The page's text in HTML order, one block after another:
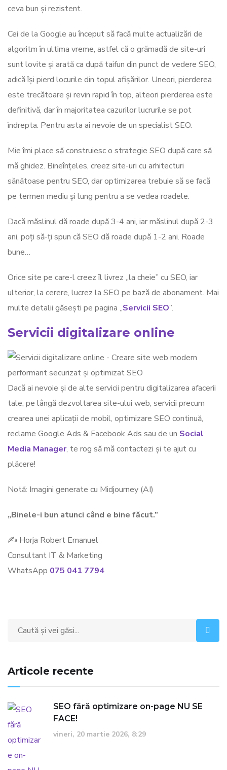
ceva bun și rezistent.
Cei de la Google au început să facă multe actualizări de
algoritm în ultima vreme, astfel că o grămadă de site-uri
sunt lovite și arată ca după taifun din punct de vedere SEO,
adică își pierd locurile din topul afișărilor. Uneori, pierderea
este trecătoare și revin rapid în top, alteori pierderea este
definitivă, dar în majoritatea cazurilor lucrurile se pot
îndrepta. Pentru asta ai nevoie de un specialist SEO.
Mie îmi place să construiesc o strategie SEO după care să
mă ghidez. Bineînțeles, creez site-uri cu arhitecturi
sănătoase pentru SEO, dar optimizarea trebuie să se facă
pe termen mediu și lung pentru a se vedea roadele.
Dacă măslinul dă roade după 3-4 ani, iar măslinul după 2-3
ani, poți să-ți spun că SEO dă roade după 1-2 ani. Roade
bune…
Orice site pe care-l creez îl livrez „la cheie” cu SEO, iar
ulterior, la cerere, lucrez la SEO pe bază de abonament. Mai
multe detalii găsești pe pagina „Servicii SEO”.
Servicii digitalizare online
Dacă ai nevoie și de alte servicii pentru digitalizarea afacerii
tale, pe lângă dezvoltarea site-ului web, servicii precum
crearea unei aplicații de mobil, optimizare SEO continuă,
reclame Google Ads & Facebook Ads sau de un Social
Media Manager, te rog să mă contactezi și te ajut cu
plăcere!
Notă: Imagini generate cu Midjourney (AI)
„Binele-i bun atunci când e bine făcut.”
✍ Horja Robert Emanuel
Consultant IT & Marketing
WhatsApp 075 041 7794
Search
Articole recente
SEO fără optimizare on-page NU SE
FACE!
vineri, 20 martie 2026, 8:29